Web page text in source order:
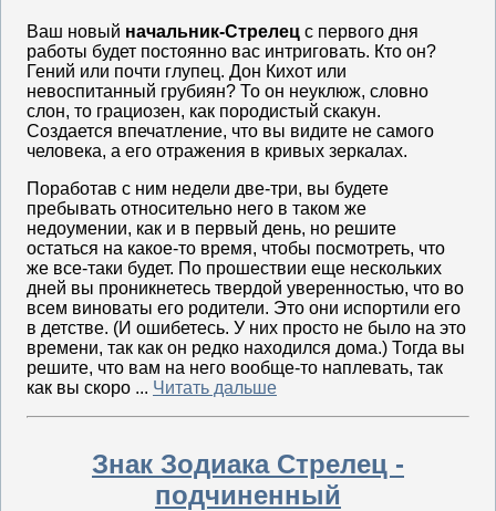
Ваш новый начальник-Стрелец с первого дня
работы будет постоянно вас интриговать. Кто он?
Гений или почти глупец. Дон Кихот или
невоспитанный грубиян? То он неуклюж, словно
слон, то грациозен, как породистый скакун.
Создается впечатление, что вы видите не самого
человека, а его отражения в кривых зеркалах.
Поработав с ним недели две-три, вы будете
пребывать относительно него в таком же
недоумении, как и в первый день, но решите
остаться на какое-то время, чтобы посмотреть, что
же все-таки будет. По прошествии еще нескольких
дней вы проникнетесь твердой уверенностью, что во
всем виноваты его родители. Это они испортили его
в детстве. (И ошибетесь. У них просто не было на это
времени, так как он редко находился дома.) Тогда вы
решите, что вам на него вообще-то наплевать, так
как вы скоро ... Читать дальше
Знак Зодиака Стрелец -
подчиненный